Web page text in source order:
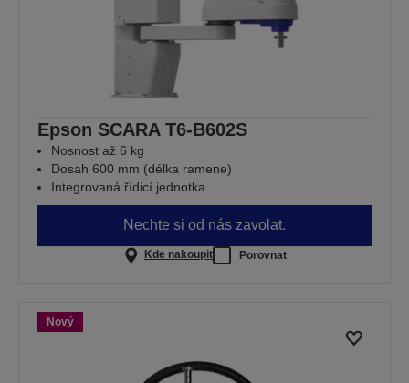
Epson SCARA T6-B602S
Nosnost až 6 kg
Dosah 600 mm (délka ramene)
Integrovaná řídicí jednotka
Nechte si od nás zavolat.
Kde nakoupit Porovnat
Nový